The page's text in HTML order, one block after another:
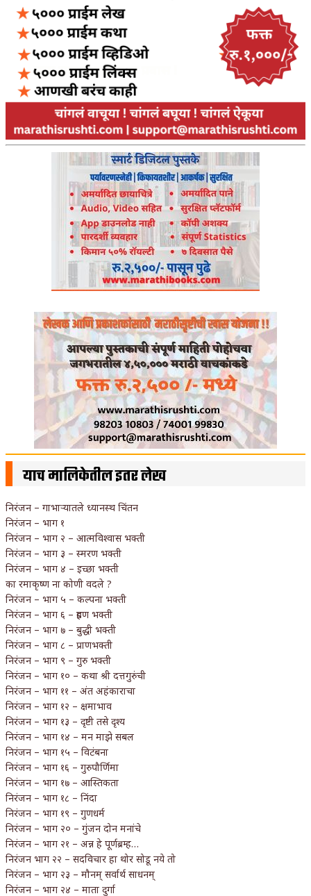
याच मालिकेतील इतर लेख
निरंजन – गाभार्‍यातले ध्यानस्थ चिंतन
निरंजन – भाग १
निरंजन – भाग २ – आत्मविश्वास भक्ती
निरंजन – भाग ३ – स्मरण भक्ती
निरंजन – भाग ४ – इच्छा भक्ती
का रमाकृष्ण ना कोणी वदले ?
निरंजन – भाग ५ – कल्पना भक्ती
निरंजन – भाग ६ – ग्रहण भक्ती
निरंजन – भाग ७ – बुद्धी भक्ती
निरंजन – भाग ८ – प्राणभक्ती
निरंजन – भाग ९ – गुरु भक्ती
निरंजन – भाग १० – कथा श्री दत्तगुरुंची
निरंजन – भाग ११ – अंत अहंकाराचा
निरंजन – भाग १२ – क्षमाभाव
निरंजन – भाग १३ – दृष्टी तसे दृश्य
निरंजन – भाग १४ – मन माझे सबल
निरंजन – भाग १५ – विटंबना
निरंजन – भाग १६ – गुरुपौर्णिमा
निरंजन – भाग १७ – आस्तिकता
निरंजन – भाग १८ – निंदा
निरंजन – भाग १९ – गुणधर्म
निरंजन – भाग २० – गुंजन दोन मनांचे
निरंजन – भाग २१ – अन्न हे पूर्णब्रम्ह…
निरंजन भाग २२ – सदविचार हा थोर सोडू नये तो
निरंजन – भाग २३ – मौनम् सर्वार्थ साधनम्
निरंजन – भाग २४ – माता दुर्गा